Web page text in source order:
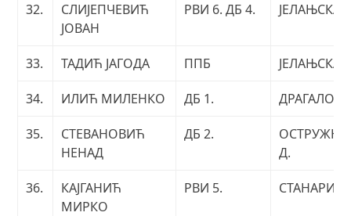
32.
СЛИЈЕПЧЕВИЋ
ЈОВАН
РВИ 6. ДБ 4. ЈЕЛАЊСКА
33. ТАДИЋ ЈАГОДА ППБ ЈЕЛАЊСКА
34. ИЛИЋ МИЛЕНКО ДБ 1.
35.
СТЕВАНОВИЋ
НЕНАД
ДБ 2.
ОСТРУЖЊА
Д.
36.
КАЈГАНИЋ
МИРКО
РВИ 5. СТАНАРИ